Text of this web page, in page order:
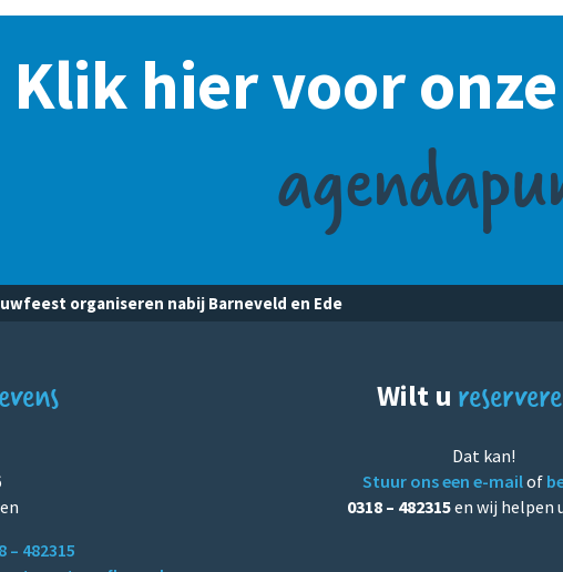
Klik hier voor
organiseren nabij Barneveld en Ede
– 482315
Wilt u
Dat kan!
Stuur ons een e-mailof
0318 – 482315en wij helpen